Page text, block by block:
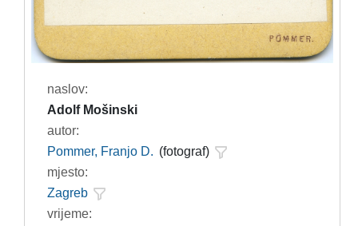
naslov:
Adolf Mošinski
autor:
Pommer, Franjo D. (fotograf)
mjesto:
Zagreb
vrijeme: